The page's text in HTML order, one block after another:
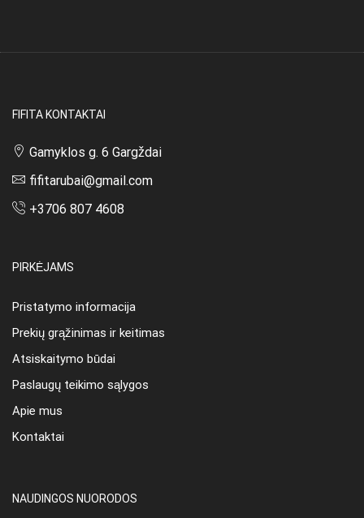
FIFITA KONTAKTAI
Gamyklos g. 6 Gargždai
fifitarubai@gmail.com
+3706 807 4608
PIRKĖJAMS
Pristatymo informacija
Prekių grąžinimas ir keitimas
Atsiskaitymo būdai
Paslaugų teikimo sąlygos
Apie mus
Kontaktai
NAUDINGOS NUORODOS